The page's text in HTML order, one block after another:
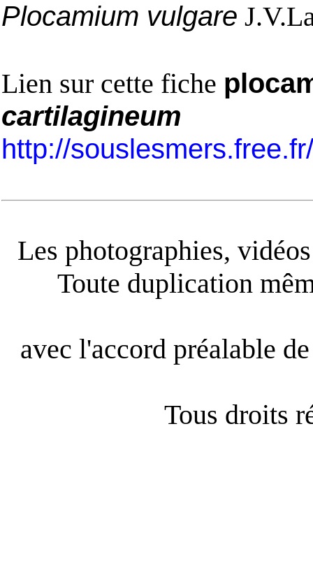
Plocamium vulgare
Lien sur cette fiche
cartilagineum
http://
Les photographies,
Toute duplication
avec l'accord préalable
Tous droits